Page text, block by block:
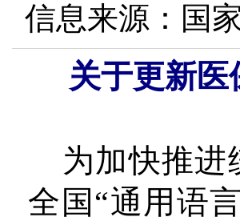
信息来源：国
关于更新
为加快推进
全国“通用语